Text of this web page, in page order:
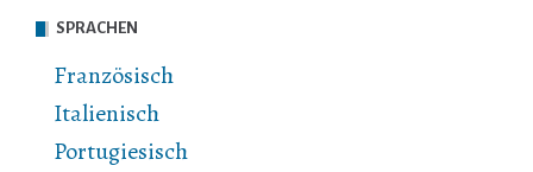
SPRACHEN
Französisch
Italienisch
Portugiesisch